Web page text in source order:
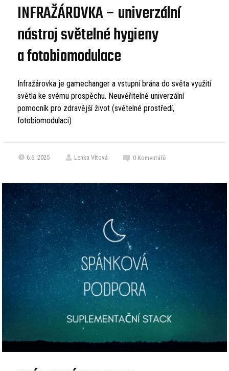
INFRAŽÁROVKA – univerzální
nástroj světelné hygieny
a fotobiomodulace
Infražárovka je gamechanger a vstupní brána do světa využití
světla ke svému prospěchu. Neuvěřitelně univerzální
pomocník pro zdravější život (světelné prostředí,
fotobiomodulaci)
6.6. 2025 Lenka Vítová 0 Komentářů